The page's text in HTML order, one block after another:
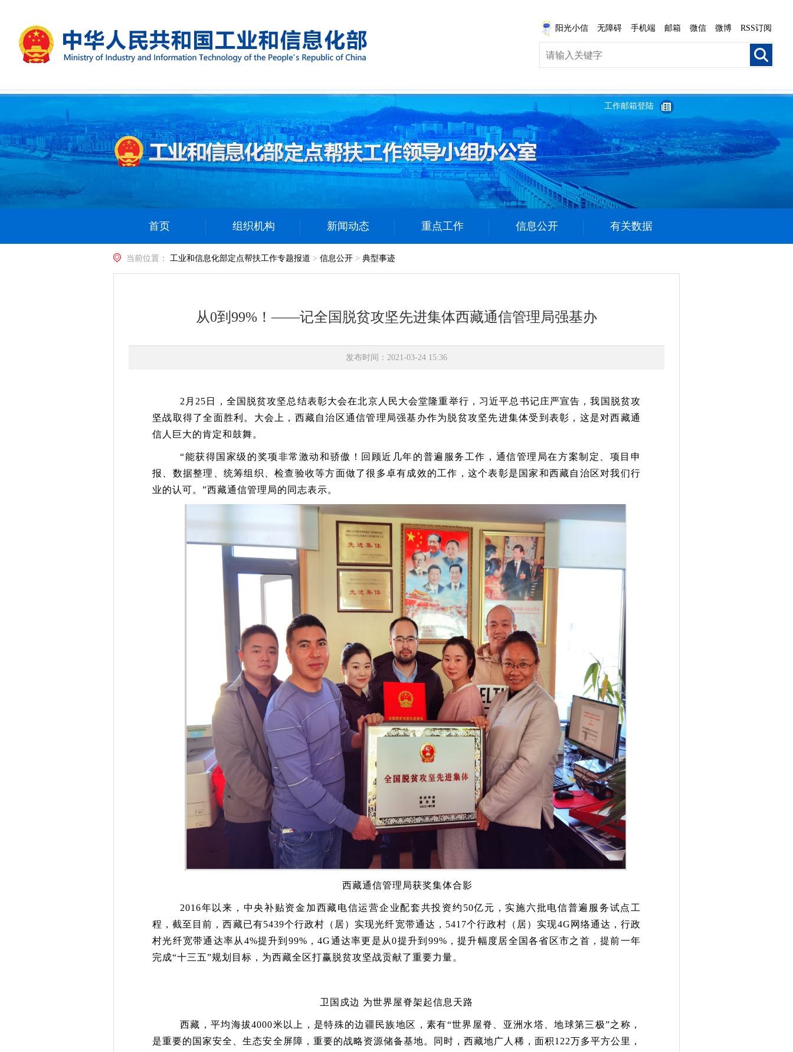
阳光小信 无障碍 手机端 邮箱 微信 微博 RSS订阅
工作邮箱登陆
首页 组织机构 新闻动态 重点工作 信息公开 有关数据
当前位置： 工业和信息化部定点帮扶工作专题报道 > 信息公开 > 典型事迹
从0到99%！——记全国脱贫攻坚先进集体西藏通信管理局强基办
发布时间：2021-03-24 15:36
2月25日，全国脱贫攻坚总结表彰大会在北京人民大会堂隆重举行，习近平总书记庄严宣告，我国脱贫攻
坚战取得了全面胜利。大会上，西藏自治区通信管理局强基办作为脱贫攻坚先进集体受到表彰，这是对西藏通
信人巨大的肯定和鼓舞。
“能获得国家级的奖项非常激动和骄傲！回顾近几年的普遍服务工作，通信管理局在方案制定、项目申
报、数据整理、统筹组织、检查验收等方面做了很多卓有成效的工作，这个表彰是国家和西藏自治区对我们行
业的认可。”西藏通信管理局的同志表示。
西藏通信管理局获奖集体合影
2016年以来 ，中央补贴资金加西藏电信运营企业配套共投资约 50亿元，实施六批电信普遍服务试点工
程，截至目前，西藏已有5439个行政村（居）实现光纤宽带通达， 5417个行政村（居）实现4G网络通达，行政
村光纤宽带通达率从4%提升到99%，4G通达率更是从0提升到99%，提升幅度居全国各省区市之首，提前一年
完成“十三五”规划目标 ，为西藏全区打赢脱贫攻坚战贡献了重要力量。
卫国戍边 为世界屋脊架起信息天路
西藏，平均海拔4000米以上，是特殊的边疆民族地区，素有“世界屋脊、亚洲水塔、地球第三极”之称，
是重要的国家安全、生态安全屏障，重要的战略资源储备基地。同时，西藏地广人稀，面积122万多平方公里，